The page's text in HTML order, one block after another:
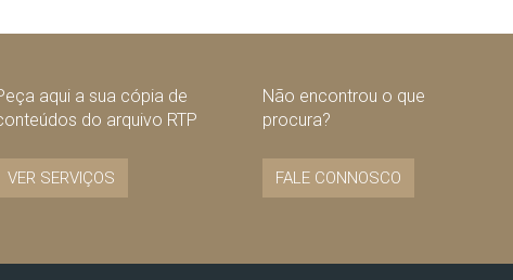
aqui a sua cópia de
do arquivo RTP
VER SERVIÇOS
Não encontrou o que
procura?
FALE CONNOSCO